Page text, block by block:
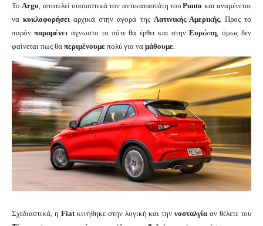
Το Argo , αποτελεί ουσιαστικά τον αντικαταστάτη τουPunto και αναμένεται
νακυκλοφορήσει αρχικά στην αγορά της Λατινικής Αμερικής. Προς το
παρόνπαραμένει άγνωστο το πότε θα έρθει και στηνΕυρώπη , όμως δεν
φαίνεται πως θα περιμένουμε πολύ για να μάθουμε
Σχεδιαστικά, η Fiatκινήθηκε στην λογική και τηννοσταλγία αν θέλετε του